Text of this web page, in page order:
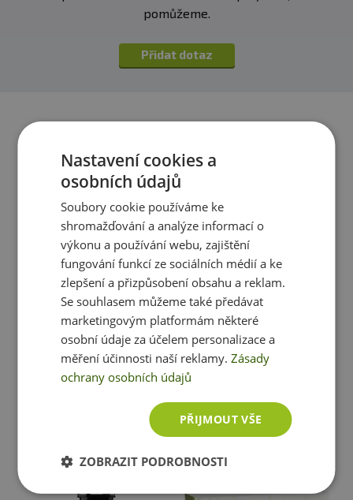
pomůžeme.
Přidat dotaz
Scitec CO-Q10 150 mg 100
kapslí
339 Kč
sklademihned k expedici
Scitec DAA Pro 100 kapslí
389 Kč
sklademihned k expedici
Vložit do košíku
Nastavení cookies a
osobních údajů
Soubory cookie používáme ke
shromažďování a analýze informací o
výkonu a používání webu, zajištění
fungování funkcí ze sociálních médií a ke
zlepšení a přizpůsobení obsahu a reklam.
Se souhlasem můžeme také předávat
marketingovým platformám některé
osobní údaje za účelem personalizace a
měření účinnosti naší reklamy.Zásady
ochrany osobních údajů
PŘIJMOUT VŠE
ZOBRAZIT PODROBNOSTI